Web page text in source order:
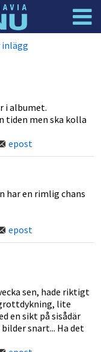
inlägg
i albumet.
tiden men ska kolla
epost
har en rimlig chans
epost
sen, hade riktigt
lite
en sikt på sisådär
snart... Ha det